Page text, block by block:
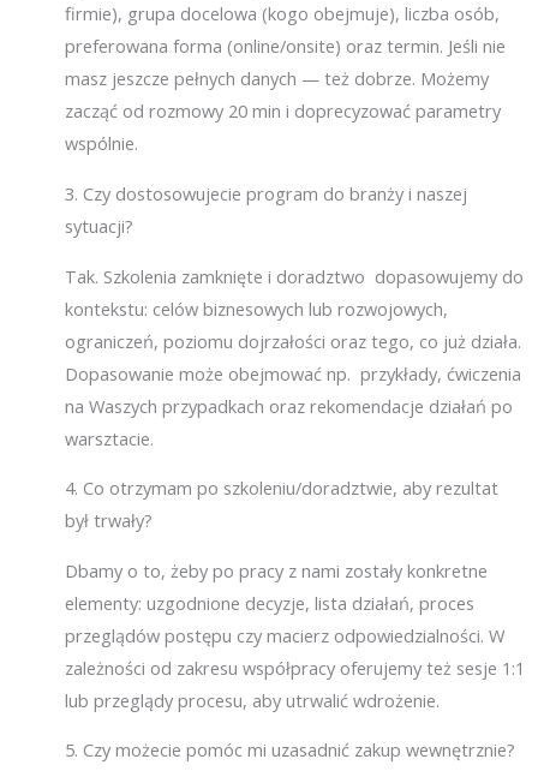
firmie), grupa docelowa (kogo obejmuje), liczba osób,
preferowana forma (online/onsite) oraz termin. Jeśli nie
masz jeszcze pełnych danych — też dobrze. Możemy
zacząć od rozmowy 20 min i doprecyzować parametry
wspólnie.
3. Czy dostosowujecie program do branży i naszej
sytuacji?
Tak. Szkolenia zamknięte i doradztwo dopasowujemy do
kontekstu: celów biznesowych lub rozwojowych,
ograniczeń, poziomu dojrzałości oraz tego, co już działa.
Dopasowanie może obejmować np. przykłady, ćwiczenia
na Waszych przypadkach oraz rekomendacje działań po
warsztacie.
4. Co otrzymam po szkoleniu/doradztwie, aby rezultat
był trwały?
Dbamy o to, żeby po pracy z nami zostały konkretne
elementy: uzgodnione decyzje, lista działań, proces
przeglądów postępu czy macierz odpowiedzialności. W
zależności od zakresu współpracy oferujemy też sesje 1:1
lub przeglądy procesu, aby utrwalić wdrożenie.
5. Czy możecie pomóc mi uzasadnić zakup wewnętrznie?